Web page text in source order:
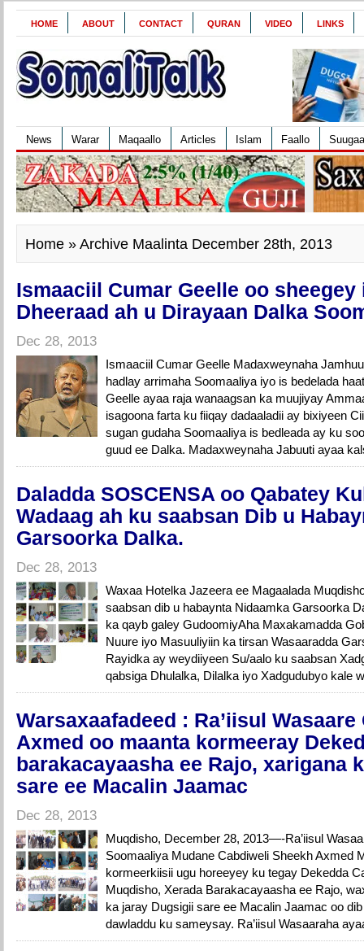
HOME ABOUT CONTACT QURAN VIDEO LINKS
News Warar Maqaallo Articles Islam Faallo
Home » Archive Maalinta December 28th, 2013
Ismaaciil Cumar Geelle oo sheegey
Dheeraad ah u Dirayaan Dalka
Dec 28, 2013
Ismaaciil Cumar Geelle Madaxweynaha
hadlay arrimaha Soomaaliya iyo is bedelada
Geelle ayaa raja wanaagsan ka muujiyay
isagoona farta ku fiiqay dadaaladii ay bixiyeen
sugan gudaha Soomaaliya is bedleada ay ku
guud ee Dalka. Madaxweynaha Jabuuti ayaa
Daladda SOSCENSA oo Qabatey
Wadaag ah ku saabsan Dib u
Garsoorka Dalka.
Dec 28, 2013
Waxaa Hotelka Jazeera ee Magaalada
saabsan dib u habaynta Nidaamka Garsoorka
ka qayb galey GudoomiyAha Maxakamadda
Nuure iyo Masuuliyiin ka tirsan Wasaaradda
Rayidka ay weydiiyeen Su/aalo ku saabsan
qabsiga Dhulalka, Dilalka iyo Xadgudubyo kale
Warsaxaafadeed : Ra’iisul Wasaare
Axmed oo maanta kormeeray
barakacayaasha ee Rajo, xarigana
sare ee Macalin Jaamac
Dec 28, 2013
Muqdisho, December 28, 2013—-Ra’iisul
Soomaaliya Mudane Cabdiweli Sheekh Axmed
kormeerkiisii ugu horeeyey ku tegay Dekedda
Muqdisho, Xerada Barakacayaasha ee Rajo,
ka jaray Dugsigii sare ee Macalin Jaamac oo
dawladdu ku sameysay. Ra’iisul Wasaaraha